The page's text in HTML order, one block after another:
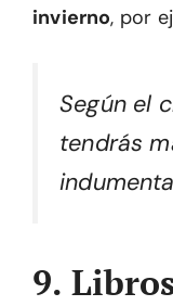
invierno, por
Según el
tendrás
9.